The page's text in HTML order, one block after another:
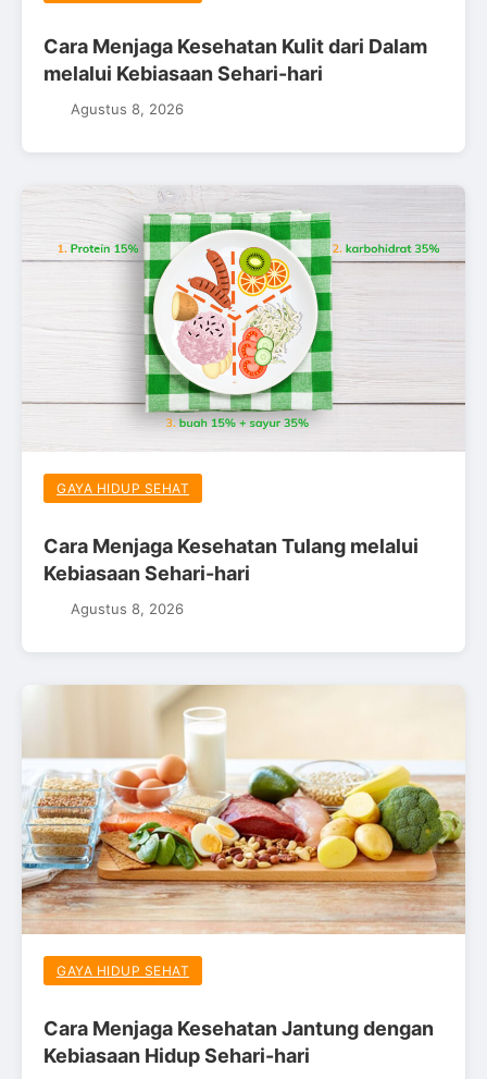
Cara Menjaga Kesehatan Kulit dari Dalam
melalui Kebiasaan Sehari-hari
Agustus 8, 2026
GAYA HIDUP SEHAT
Cara Menjaga Kesehatan Tulang melalui
Kebiasaan Sehari-hari
Agustus 8, 2026
GAYA HIDUP SEHAT
Cara Menjaga Kesehatan Jantung dengan
Kebiasaan Hidup Sehari-hari